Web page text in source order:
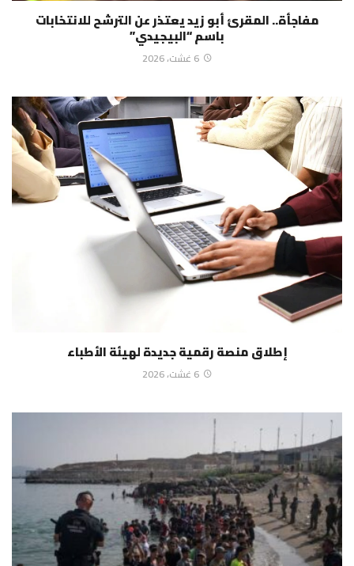
مفاجأة.. المقرئ أبو زيد يعتذر عن الترشح للانتخابات
باسم “البيجيدي”
6 غشت، 2026
إطلاق منصة رقمية جديدة لهيئة الأطباء
6 غشت، 2026